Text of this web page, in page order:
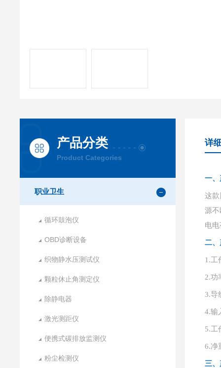
产品分类
Product Categories
职业卫生
循环鼓泡仪
OBD诊断设备
织物静水压测试仪
颗粒休止角测定仪
除静电器
激光测距仪
便携式碳排放监测仪
粉尘检测仪
详
一、
这
源
电
二
1.工
2.功
3.导
4.输
5.工
6.净
三